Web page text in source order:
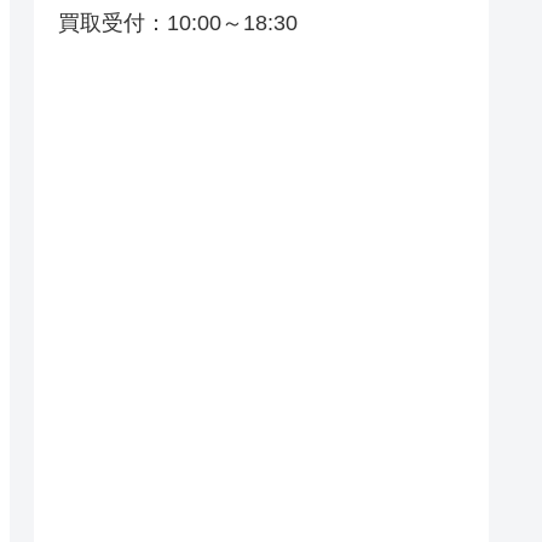
買取受付：10:00～18:30